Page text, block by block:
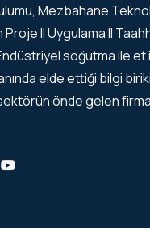
Mezbahane
II Uygulama II
soğutma ile et
elde ettiği bilgi
önde gelen